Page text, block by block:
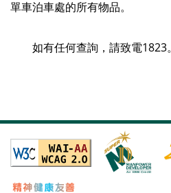
單車泊車處的所有物品。
如有任何查詢，請致電1823。